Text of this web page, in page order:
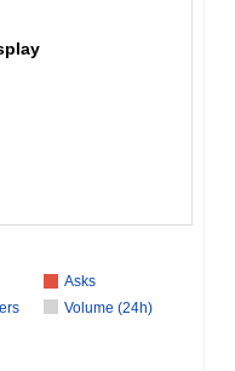
Asks
Volume (24h)